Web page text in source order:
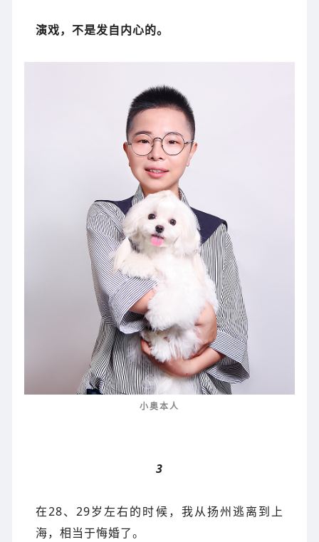
演戏，不是发自内心的。
小奥本人
3
在28、29岁左右的时候，我从扬州逃离到上
海，相当于悔婚了。